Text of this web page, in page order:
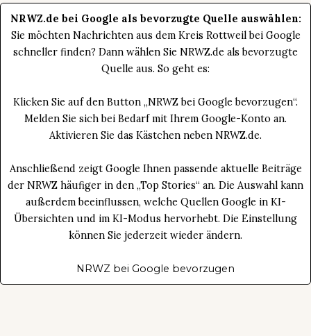
NRWZ.de bei Google als bevorzugte Quelle auswählen:
Sie möchten Nachrichten aus dem Kreis Rottweil bei Google
schneller finden? Dann wählen Sie NRWZ.de als bevorzugte
Quelle aus. So geht es:
Klicken Sie auf den Button „NRWZ bei Google bevorzugen“.
Melden Sie sich bei Bedarf mit Ihrem Google-Konto an.
Aktivieren Sie das Kästchen neben NRWZ.de.
Anschließend zeigt Google Ihnen passende aktuelle Beiträge
der NRWZ häufiger in den „Top Stories“ an. Die Auswahl kann
außerdem beeinflussen, welche Quellen Google in KI-
Übersichten und im KI-Modus hervorhebt. Die Einstellung
können Sie jederzeit wieder ändern.
NRWZ bei Google bevorzugen